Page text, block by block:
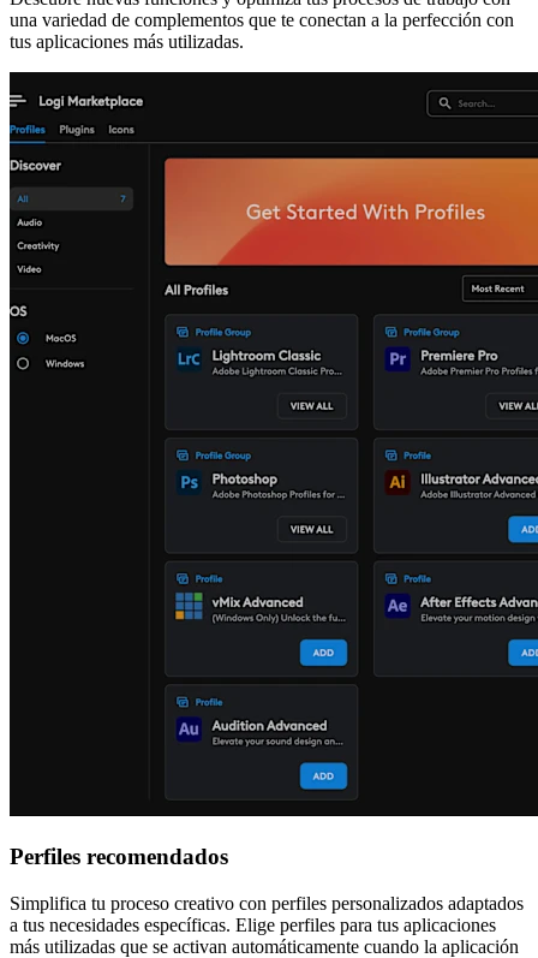
una variedad de complementos que te conectan a la perfección con
tus aplicaciones más utilizadas.
Perfiles recomendados
Simplifica tu proceso creativo con perfiles personalizados adaptados
a tus necesidades específicas. Elige perfiles para tus aplicaciones
más utilizadas que se activan automáticamente cuando la aplicación